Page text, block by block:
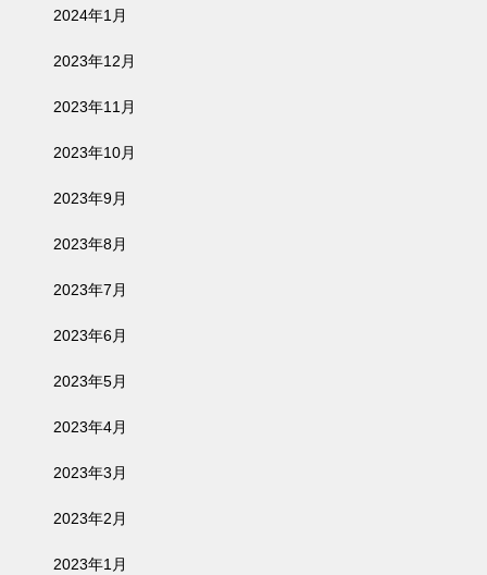
2024年1月
2023年12月
2023年11月
2023年10月
2023年9月
2023年8月
2023年7月
2023年6月
2023年5月
2023年4月
2023年3月
2023年2月
2023年1月